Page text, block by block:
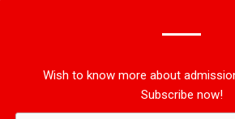
Wish to know more about
Subscribe now!